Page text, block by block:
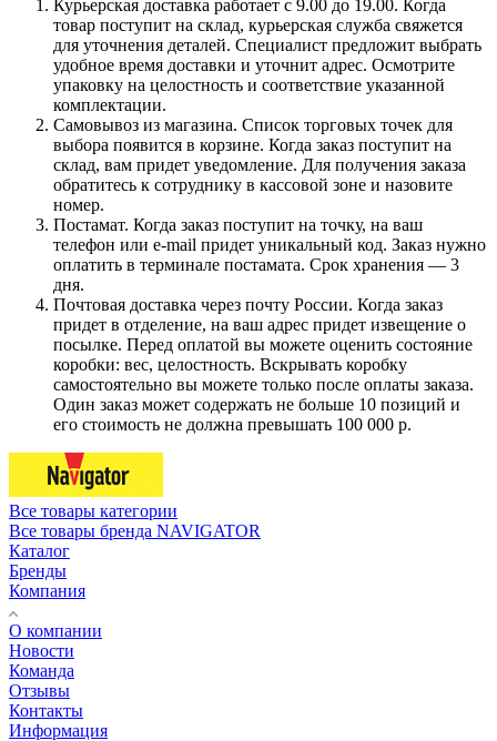
Курьерская доставка работает с 9.00 до 19.00. Когда
товар поступит на склад, курьерская служба свяжется
для уточнения деталей. Специалист предложит выбрать
удобное время доставки и уточнит адрес. Осмотрите
упаковку на целостность и соответствие указанной
комплектации.
Самовывоз из магазина. Список торговых точек для
выбора появится в корзине. Когда заказ поступит на
склад, вам придет уведомление. Для получения заказа
обратитесь к сотруднику в кассовой зоне и назовите
номер.
Постамат. Когда заказ поступит на точку, на ваш
телефон или e-mail придет уникальный код. Заказ нужно
оплатить в терминале постамата. Срок хранения — 3
дня.
Почтовая доставка через почту России. Когда заказ
придет в отделение, на ваш адрес придет извещение о
посылке. Перед оплатой вы можете оценить состояние
коробки: вес, целостность. Вскрывать коробку
самостоятельно вы можете только после оплаты заказа.
Один заказ может содержать не больше 10 позиций и
его стоимость не должна превышать 100 000 р.
Все товары категории
Все товары бренда NAVIGATOR
Каталог
Бренды
Компания
О компании
Новости
Команда
Отзывы
Контакты
Информация